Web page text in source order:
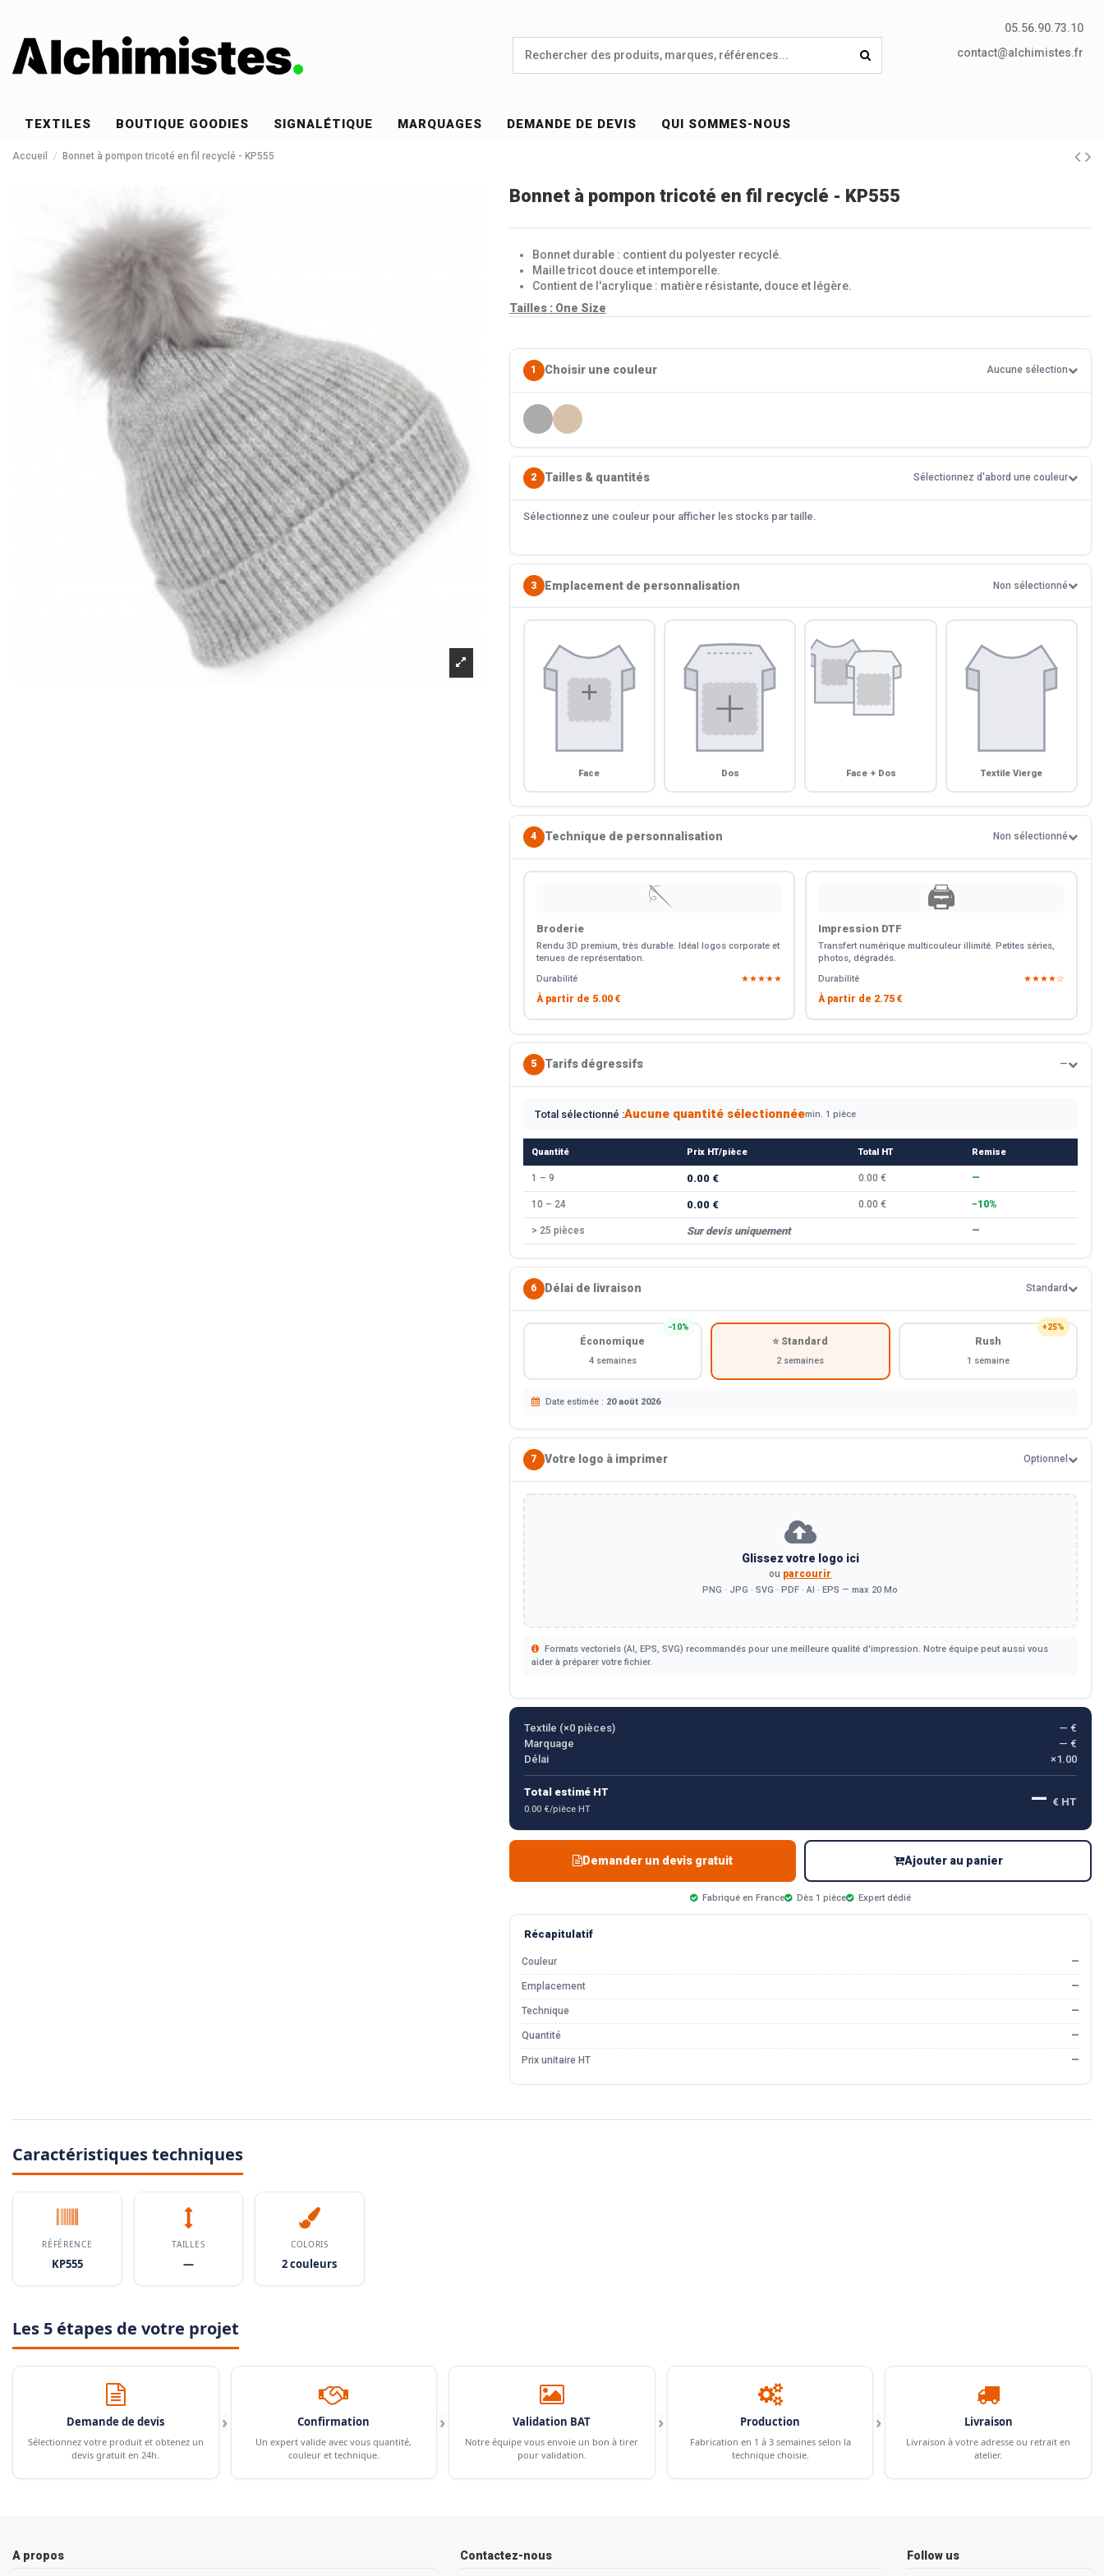
05.56.90.73.10
contact@alchimistes.fr
TEXTILES BOUTIQUE GOODIES SIGNALÉTIQUE MARQUAGES DEMANDE DE DEVIS QUI SOMMES-NOUS
Accueil Bonnet à pompon tricoté en fil recyclé - KP555
Bonnet à pompon tricoté en fil recyclé - KP555
Bonnet durable : contient du polyester recyclé.
Maille tricot douce et intemporelle.
Contient de l'acrylique : matière résistante, douce et légère.
Tailles : One Size
1 Choisir une couleur Aucune sélection
2 Tailles & quantités Sélectionnez d'abord une couleur
Sélectionnez une couleur pour afficher les stocks par taille.
3 Emplacement de personnalisation Non sélectionné
Face Dos Face + Dos Textile Vierge
4 Technique de personnalisation Non sélectionné
🪡
Broderie
Rendu 3D premium, très durable. Idéal logos corporate et
tenues de représentation.
Durabilité
★★★★★
À partir de 5.00 €
🖨️
Impression DTF
Transfert numérique multicouleur illimité. Petites séries,
photos, dégradés.
Durabilité
★★★★☆
À partir de 2.75 €
5 Tarifs dégressifs —
Total sélectionné :Aucune quantité sélectionnéemin. 1 pièce
Quantité Prix HT/pièce Total HT Remise
1 – 9 0.00 € 0.00 € —
10 – 24 0.00 € 0.00 € −10%
> 25 pièces Sur devis uniquement —
6 Délai de livraison Standard
−10%
Économique
4 semaines
⭐ Standard
2 semaines
+25%
Rush
1 semaine
Date estimée : 20 août 2026
7 Votre logo à imprimer Optionnel
Glissez votre logo ici
ou parcourir
PNG · JPG · SVG · PDF · AI · EPS — max 20 Mo
Formats vectoriels (AI, EPS, SVG) recommandés pour une meilleure qualité d'impression. Notre équipe peut aussi vous
aider à préparer votre fichier.
Textile (×0pièces)
— €
Marquage
— €
Délai
×1.00
Total estimé HT
0.00 €/pièce HT — € HT
Demander un devis gratuit Ajouter au panier
Fabriqué en France Dès 1 pièce Expert dédié
Récapitulatif
Couleur —
Emplacement —
Technique —
Quantité —
Prix unitaire HT —
Caractéristiques techniques
RÉFÉRENCE
KP555
TAILLES
—
COLORIS
2 couleurs
Les 5 étapes de votre projet
Demande de devis
Sélectionnez votre produit et obtenez un
devis gratuit en 24h.
› Confirmation
Un expert valide avec vous quantité,
couleur et technique.
› Validation BAT
Notre équipe vous envoie un bon à tirer
pour validation.
› Production
Fabrication en 1 à 3 semaines selon la
technique choisie.
› Livraison
Livraison à votre adresse ou retrait en
atelier.
A propos Contactez-nous Follow us